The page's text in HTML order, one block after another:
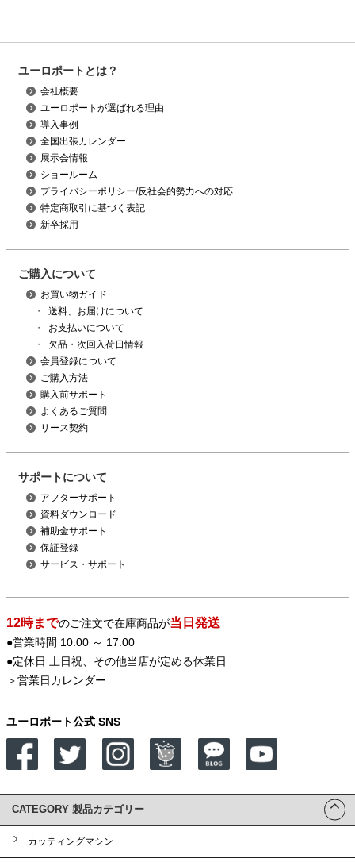
ユーロポートとは？
会社概要
ユーロポートが選ばれる理由
導入事例
全国出張カレンダー
展示会情報
ショールーム
プライバシーポリシー/反社会的勢力への対応
特定商取引に基づく表記
新卒採用
ご購入について
お買い物ガイド
・
送料、お届けについて
・
お支払いについて
・
欠品・次回入荷日情報
会員登録について
ご購入方法
購入前サポート
よくあるご質問
リース契約
サポートについて
アフターサポート
資料ダウンロード
補助金サポート
保証登録
サービス・サポート
12時までのご注文で在庫商品が当日発送
●営業時間 10:00 ～ 17:00
●定休日 土日祝、その他当店が定める休業日
＞営業日カレンダー
ユーロポート公式 SNS
CATEGORY 製品カテゴリー
カッティングマシン